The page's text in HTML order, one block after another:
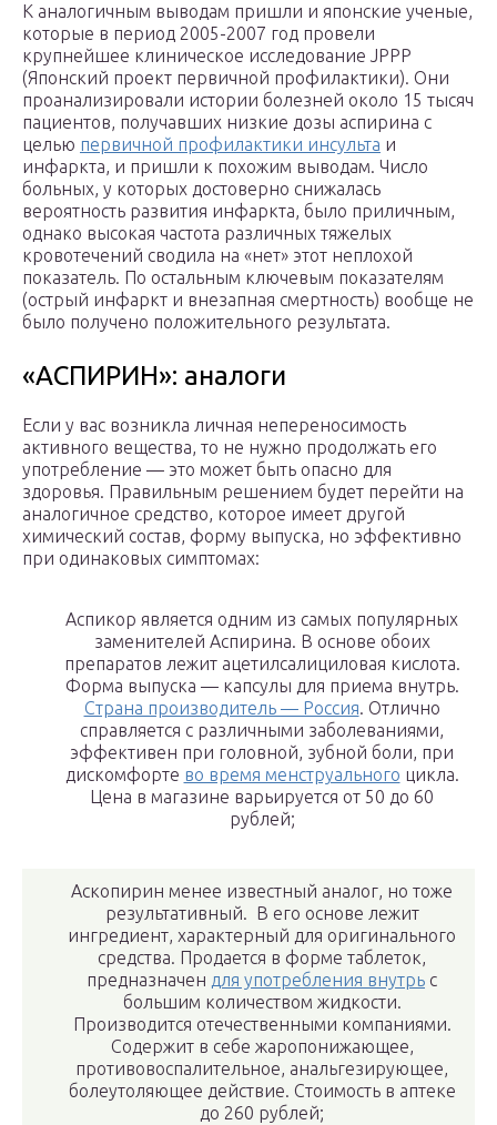
К аналогичным выводам пришли и японские ученые,
которые в период 2005-2007 год провели
крупнейшее клиническое исследование JPPP
(Японский проект первичной профилактики). Они
проанализировали истории болезней около 15 тысяч
пациентов, получавших низкие дозы аспирина с
целью первичной профилактики инсульта и
инфаркта, и пришли к похожим выводам. Число
больных, у которых достоверно снижалась
вероятность развития инфаркта, было приличным,
однако высокая частота различных тяжелых
кровотечений сводила на «нет» этот неплохой
показатель. По остальным ключевым показателям
(острый инфаркт и внезапная смертность) вообще не
было получено положительного результата.
«АСПИРИН»: аналоги
Если у вас возникла личная непереносимость
активного вещества, то не нужно продолжать его
употребление — это может быть опасно для
здоровья. Правильным решением будет перейти на
аналогичное средство, которое имеет другой
химический состав, форму выпуска, но эффективно
при одинаковых симптомах:
Аспикор является одним из самых популярных
заменителей Аспирина. В основе обоих
препаратов лежит ацетилсалициловая кислота.
Форма выпуска — капсулы для приема внутрь.
Страна производитель — Россия. Отлично
справляется с различными заболеваниями,
эффективен при головной, зубной боли, при
дискомфорте во время менструального цикла.
Цена в магазине варьируется от 50 до 60
рублей;
Аскопирин менее известный аналог, но тоже
результативный. В его основе лежит
ингредиент, характерный для оригинального
средства. Продается в форме таблеток,
предназначен для употребления внутрь с
большим количеством жидкости.
Производится отечественными компаниями.
Содержит в себе жаропонижающее,
противовоспалительное, анальгезирующее,
болеутоляющее действие. Стоимость в аптеке
до 260 рублей;